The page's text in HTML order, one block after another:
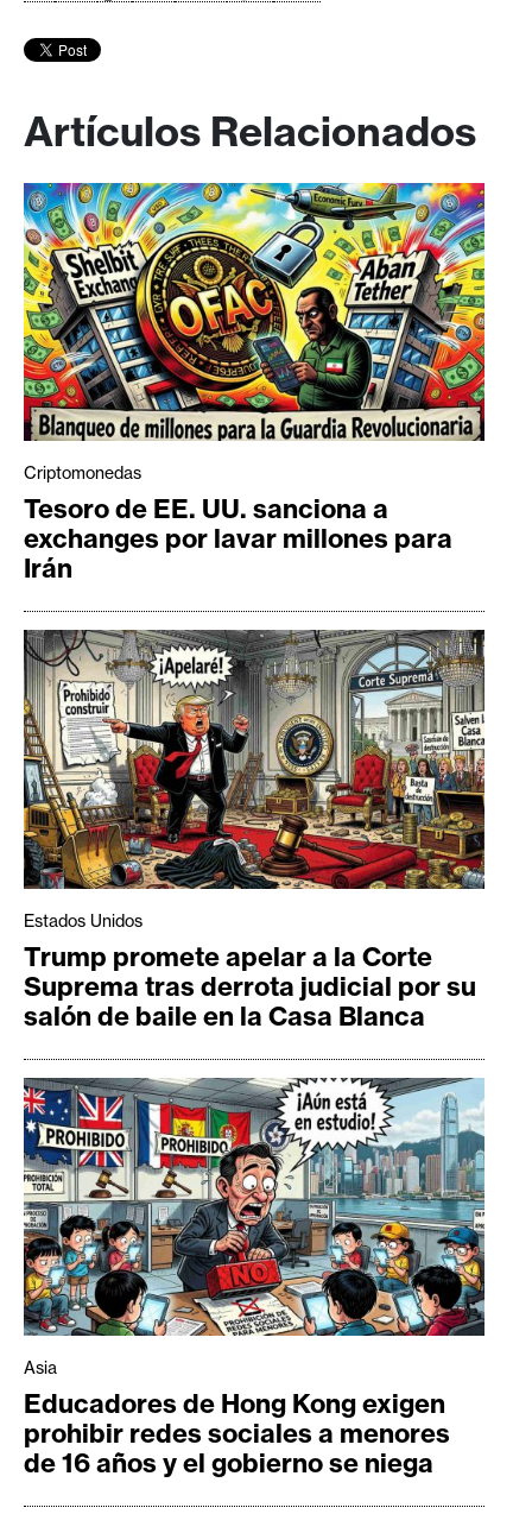
Artículos Relacionados
Criptomonedas
Tesoro de EE. UU. sanciona a
exchanges por lavar millones para
Irán
Estados Unidos
Trump promete apelar a la Corte
Suprema tras derrota judicial por su
salón de baile en la Casa Blanca
Asia
Educadores de Hong Kong exigen
prohibir redes sociales a menores
de 16 años y el gobierno se niega